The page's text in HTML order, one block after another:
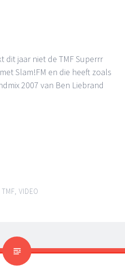
dit jaar niet de TMF Superrr
Slam!FM en die heeft zoals
2007 van Ben Liebrand
TMF VIDEO